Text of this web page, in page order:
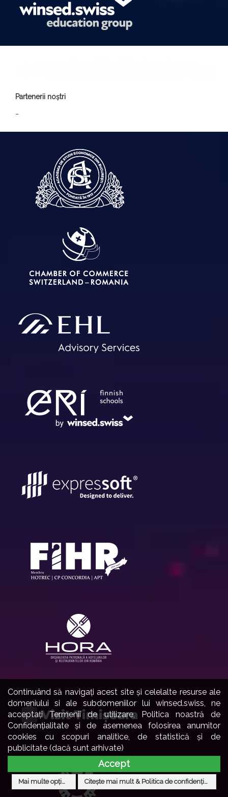
Continuând să navigați acest site și celelalte resurse ale
domeniului si ale subdomeniilor lui winsed.swiss, ne
acceptați Termenii de utilizare, Politica noastră de
Confidențialitate și de asemenea folosirea anumitor
cookies cu scopuri analitice, de statistică și de
publicitate (dacă sunt arhivate)
Accept
Mai multe opțiuni Citește mai mult & Politica de confidențialitate
Partenerii noștri